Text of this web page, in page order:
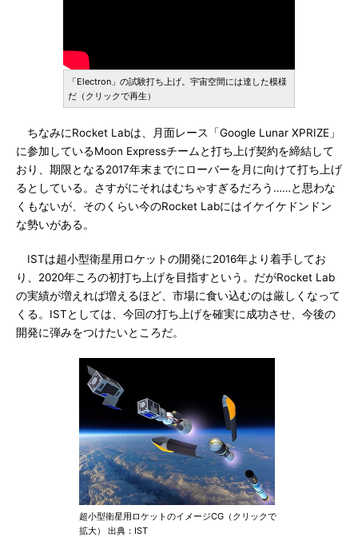
「Electron」の試験打ち上げ。宇宙空間には達した模様
だ（クリックで再生）
ちなみにRocket Labは、月面レース「Google Lunar XPRIZE」
に参加しているMoon Expressチームと打ち上げ契約を締結して
おり、期限となる2017年末までにローバーを月に向けて打ち上げ
るとしている。さすがにそれはむちゃすぎるだろう……と思わな
くもないが、そのくらい今のRocket Labにはイケイケドンドン
な勢いがある。
ISTは超小型衛星用ロケットの開発に2016年より着手してお
り、2020年ころの初打ち上げを目指すという。だがRocket Lab
の実績が増えれば増えるほど、市場に食い込むのは厳しくなって
くる。ISTとしては、今回の打ち上げを確実に成功させ、今後の
開発に弾みをつけたいところだ。
超小型衛星用ロケットのイメージCG（クリックで
拡大） 出典：IST